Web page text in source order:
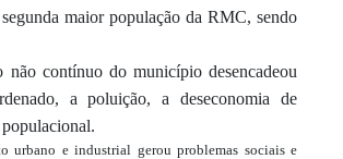
maior população da RMC, sendo
não contínuo do municípiodesencadeou
a poluição, adeseconomia de
urbano e industrial gerou problemas sociais e